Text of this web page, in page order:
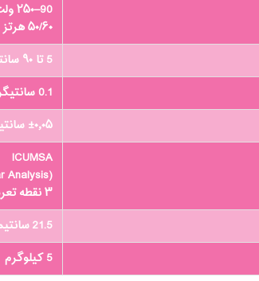
90–۲۵۰ ولت
۵۰/۶۰ هرتز
5 تا ۹۰ سانتیگراد
0.1 سانتیگراد
±۰٫۰۵ سانتیگراد
ICUMSA
(International Commission for Uniform Methods of Sugar Analysis)
۳ نقطه تعریف شده توسط کاربر
21.5 سانتیمتر در ۱۵ سانتیمتر در ۳۴٫۵ سانتیمتر
5 کیلوگرم